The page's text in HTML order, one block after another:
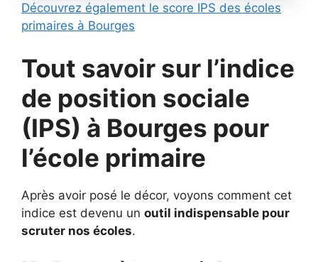
Découvrez également le score IPS des écoles
primaires à Bourges
Tout savoir sur l’indice
de position sociale
(IPS) à Bourges pour
l’école primaire
Après avoir posé le décor, voyons comment cet
indice est devenu un outil indispensable pour
scruter nos écoles.